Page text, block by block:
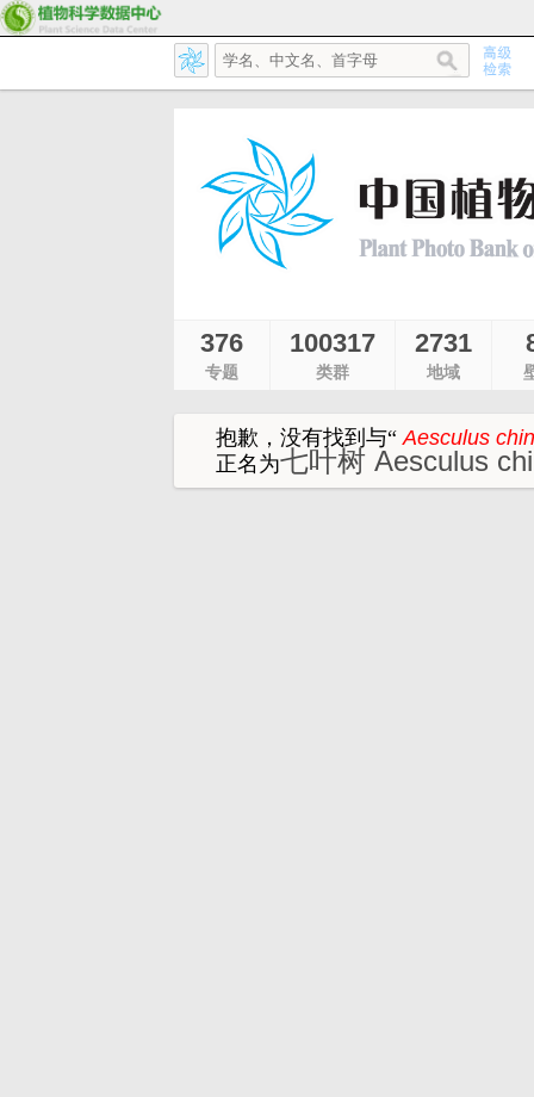
376
专题
100317
类群
2731
地域
抱歉，没有找到与“Aesculus
正名为七叶树 Aesculus